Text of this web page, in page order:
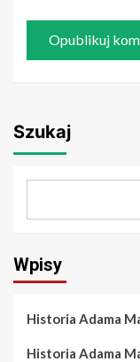
Szukaj
Wpisy
Historia Adama
Historia Adama